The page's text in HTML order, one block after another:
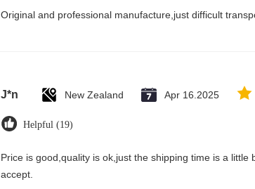
Original and professional manufacture,just difficult
J*n New Zealand Apr 16.2025
Helpful (19)
Price is good,quality is ok,just the shipping time is a little
accept.